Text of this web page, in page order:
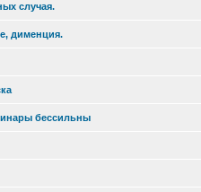
случая.
дименция.
бессильны